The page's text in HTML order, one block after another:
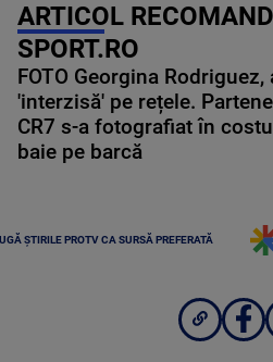
ARTICOL
SPORT.RO
FOTO Georgina
'interzisă' pe rețele.
CR7 s-a fotografiat în
baie pe barcă
ȘTIRILE PROTV CA SURSĂ PREFERATĂ